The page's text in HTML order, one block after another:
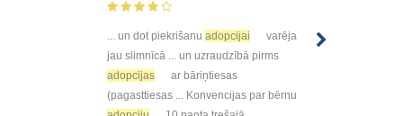
... un dot piekrišanu adopcijai
varēja
jau slimnīcā ... un uzraudzībā pirms
adopcijas
ar bāriņtiesas
(pagasttiesas ... Konvencijas par bērnu